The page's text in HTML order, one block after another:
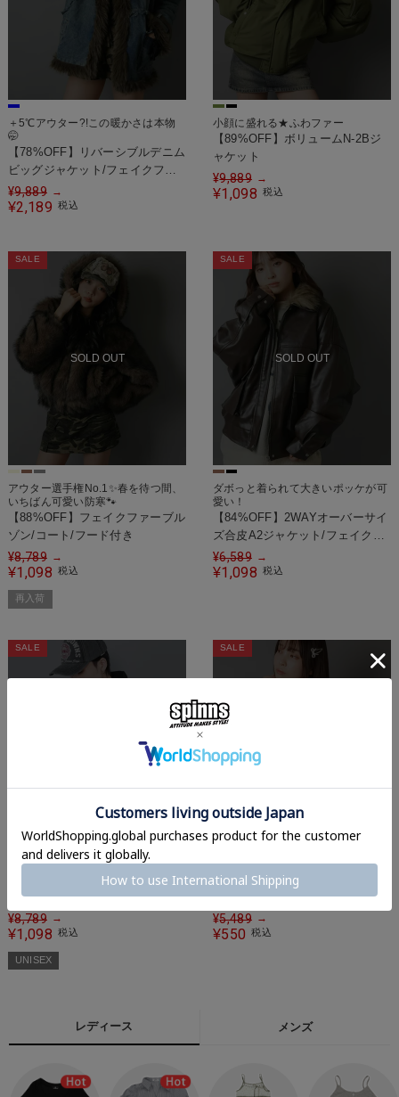
＋5℃アウター?!この暖かさは本物
🤭
【78%OFF】リバーシブルデニム
ビッグジャケット/フェイクファ
ー
¥9,889 →
¥2,189 税込
小顔に盛れる★ふわファー
【89%OFF】ボリュームN-2Bジ
ャケット
¥9,889 →
¥1,098 税込
SOLD OUT
SALE
アウター選手権No.1✨春を待つ間、
いちばん可愛い防寒🐾
【88%OFF】フェイクファーブル
ゾン/コート/フード付き
¥8,789 →
¥1,098 税込
再入荷
SOLD OUT
SALE
ダボっと着られて大きいポッケが可
愛い！
【84%OFF】2WAYオーバーサイ
ズ合皮A2ジャケット/フェイクフ
ァー取り外し可能/ティペット
¥6,589 →
¥1,098 税込
SALE
【88%OFF】短丈MA-1ブルゾン/
ヴィンテージライク加工/ユニセ
ックス
¥8,789 →
¥1,098 税込
UNISEX
SALE
【90%OFF】薄手ナイロンジャケ
ット/スター/#ウィッシュコア
¥5,489 →
¥550 税込
レディース メンズ